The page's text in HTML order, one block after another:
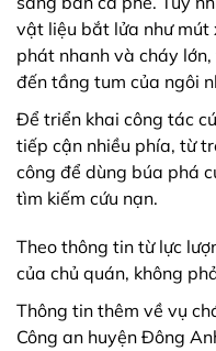
vật liệu bắt lửa như mút
phát nhanh và cháy
đến tầng tum của ngôi
Để triển khai công tác
tiếp cận nhiều phía, từ
công để dùng búa phá
tìm kiếm cứu nạn.
Theo thông tin từ lực
của chủ quán, không
Thông tin thêm về vụ
Công an huyện Đông